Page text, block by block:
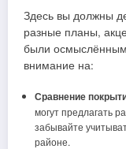
Здесь вы должны
разные планы,
были
внимание на:
Сравнение
могут предлагать
забывайте
районе.